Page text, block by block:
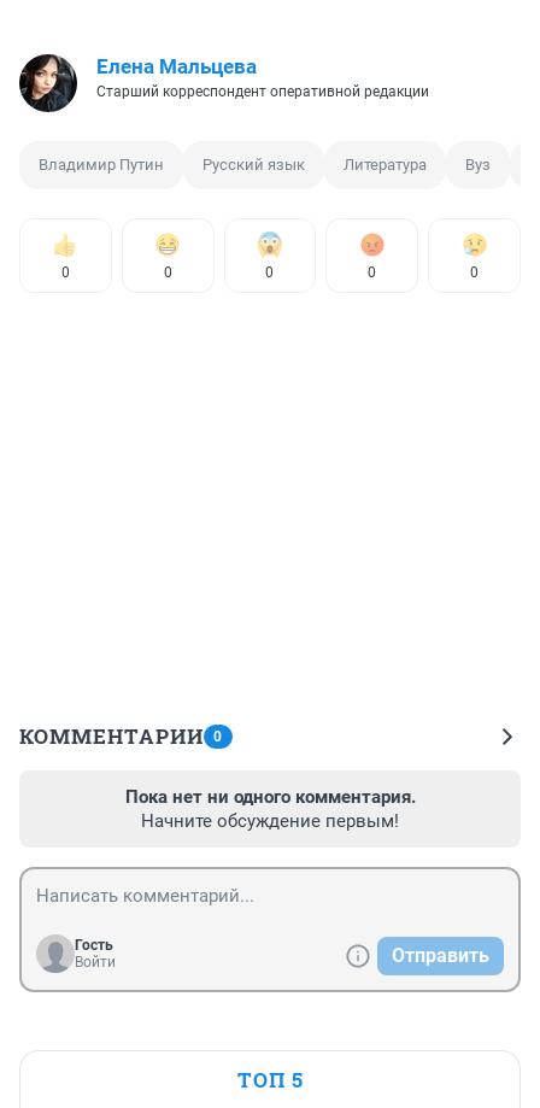
Елена Мальцева
Старший корреспондент оперативной редакции
Владимир Путин Русский язык Литература Вуз
0 0 0 0 0
КОММЕНТАРИИ 0
Пока нет ни одного комментария.
Начните обсуждение первым!
Гость
Войти
Отправить
ТОП 5